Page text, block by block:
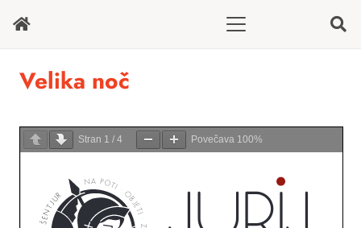
Velika noč
Stran 1 / 4 Povečava 100%